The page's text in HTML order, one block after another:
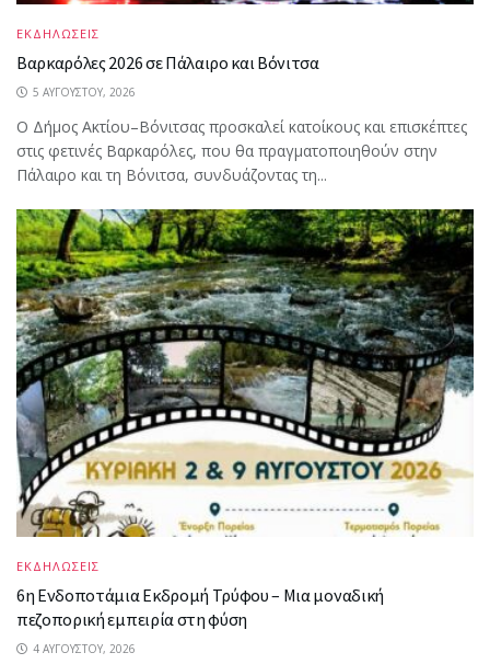
ΕΚΔΗΛΩΣΕΙΣ
Βαρκαρόλες 2026 σε Πάλαιρο και Βόνιτσα
5 ΑΥΓΟΎΣΤΟΥ, 2026
Ο Δήμος Ακτίου–Βόνιτσας προσκαλεί κατοίκους και επισκέπτες
στις φετινές Βαρκαρόλες, που θα πραγματοποιηθούν στην
Πάλαιρο και τη Βόνιτσα, συνδυάζοντας τη...
ΕΚΔΗΛΩΣΕΙΣ
6η Ενδοποτάμια Εκδρομή Τρύφου – Μια μοναδική
πεζοπορική εμπειρία στη φύση
4 ΑΥΓΟΎΣΤΟΥ, 2026